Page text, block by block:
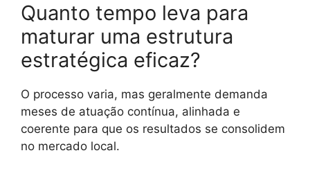
Quanto tempo leva para
maturar uma estrutura
estratégica eficaz?
O processo varia, mas geralmente demanda
meses de atuação contínua, alinhada e
coerente para que os resultados se consolidem
no mercado local.